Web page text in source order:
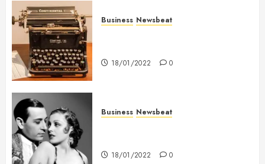
Business Newsbeat
18/01/2022 0
Business Newsbeat
18/01/2022 0